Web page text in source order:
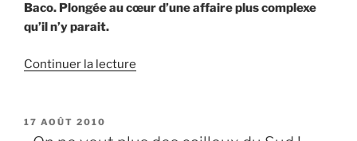
Baco. Plongée au cœur d’une affaire plus complexe
qu’il n’y parait.
Continuer la lecture
PUBLIÉ
LE
17 AOÛT 2010